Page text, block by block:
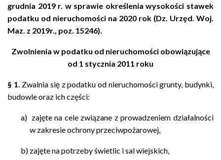
grudnia 2019 r. w sprawie określenia wysokości stawek
podatku od nieruchomości na 2020 rok (Dz. Urzęd. Woj.
Maz. z 2019r., poz. 15246).
Zwolnienia w podatku od nieruchomości obowiązujące
od 1 stycznia 2011 roku
§ 1. Zwalnia się z podatku od nieruchomości grunty, budynki,
budowle oraz ich części:
a) zajęte na cele związane z prowadzeniem działalności
w zakresie ochrony przeciwpożarowej,
b) zajęte na potrzeby świetlic i sal wiejskich,